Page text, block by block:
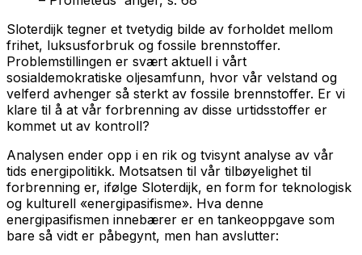
Sloterdijk tegner et tvetydig bilde av forholdet mellom
frihet, luksusforbruk og fossile brennstoffer.
Problemstillingen er svært aktuell i vårt
sosialdemokratiske oljesamfunn, hvor vår velstand og
velferd avhenger så sterkt av fossile brennstoffer. Er vi
klare til å at vår forbrenning av disse urtidsstoffer er
kommet ut av kontroll?
Analysen ender opp i en rik og tvisynt analyse av vår
tids energipolitikk. Motsatsen til vår tilbøyelighet til
forbrenning er, ifølge Sloterdijk, en form for teknologisk
og kulturell «energipasifisme». Hva denne
energipasifismen innebærer er en tankeoppgave som
bare så vidt er påbegynt, men han avslutter: